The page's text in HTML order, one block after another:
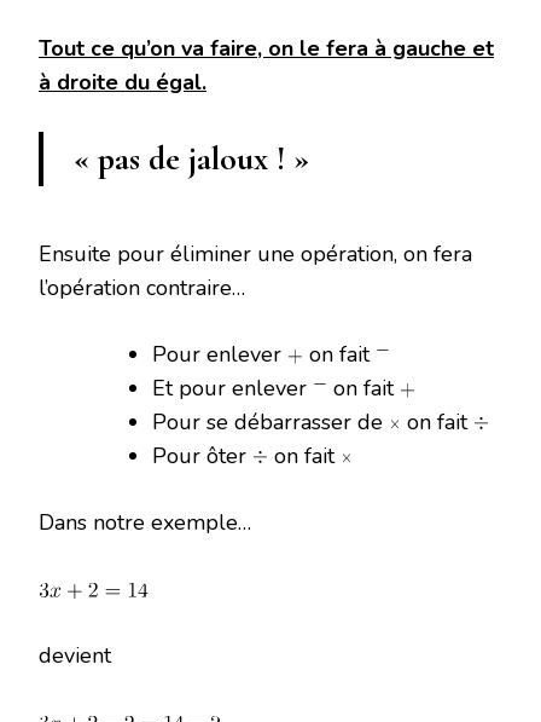
Tout ce qu’on va faire, on le fera à gauche et
à droite du égal.
« pas de jaloux ! »
Ensuite pour éliminer une opération, on fera
l’opération contraire…
Pour enlever
on fait
Et pour enlever
on fait
Pour se débarrasser de
on fait
Pour ôter
on fait
Dans notre exemple…
devient